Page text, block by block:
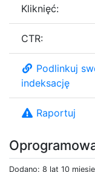
Dodano: 8 lat 10
Kliknięć:
CTR:
Podlinkuj
indeksację
Raportuj